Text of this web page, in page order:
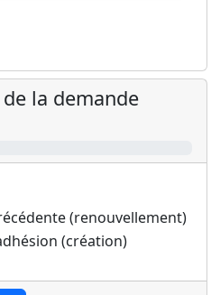
la demande
(renouvellement)
(création)